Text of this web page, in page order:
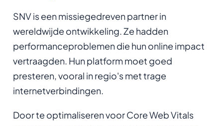
SNV is een missiegedreven partner in
wereldwijde ontwikkeling. Ze hadden
performanceproblemen die hun online impact
vertraagden. Hun platform moet goed
presteren, vooral in regio's met trage
internetverbindingen.
Door te optimaliseren voor Core Web Vitals